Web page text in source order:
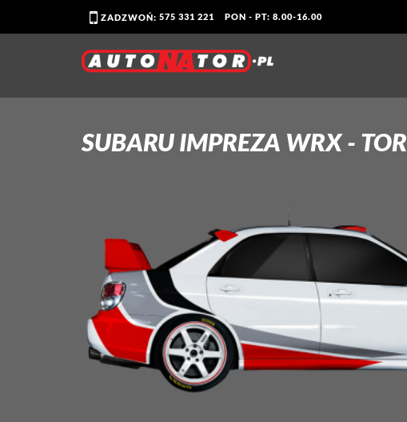
ZADZWOŃ: 575 331 221 PON - PT: 8.00-16.00
SUBARU IMPREZA WRX - TOR